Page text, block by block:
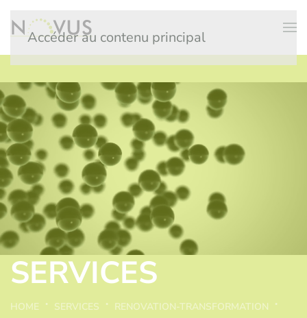
Accéder au contenu principal
SERVICES
HOME SERVICES
RENOVATION-TRANSFORMATION